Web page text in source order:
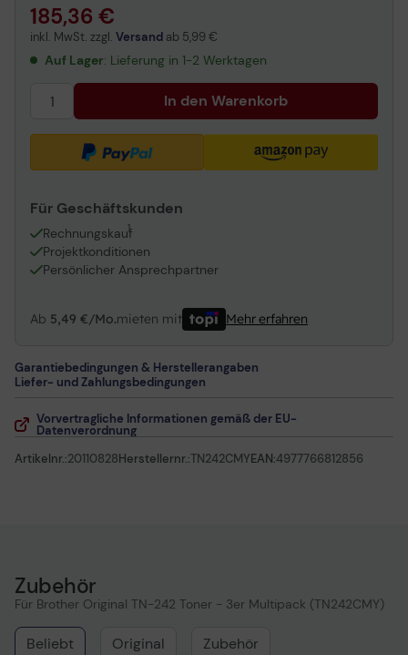
Brother TN246M Toner magenta 2.200 Seiten
Brother TN246Y Toner gelb 2.200 Seiten
Brother Original TN-242BK Toner schwarz (TN242BK)
Brother Original TN-242C Toner cyan 1.400 Seiten (TN242C)
185,36 €
inkl. MwSt. zzgl. Versand ab 5,99 €
Auf Lager: Lieferung in 1-2 Werktagen
In den Warenkorb
Für Geschäftskunden
Rechnungskauf
1
Projektkonditionen
Persönlicher Ansprechpartner
Ab 5,49 €/Mo.mieten mit Mehr erfahren
Garantiebedingungen & Herstellerangaben
Liefer- und Zahlungsbedingungen
Vorvertragliche Informationen gemäß der EU-
Datenverordnung
Artikelnr.:20110828Herstellernr.:TN242CMYEAN:4977766812856
Zubehör
Für Brother Original TN-242 Toner - 3er Multipack (TN242CMY)
Beliebt Original Zubehör